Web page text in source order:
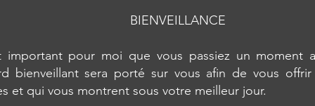
BIENVEILLANCE
important pour moi que vous passiez un moment
bienveillant sera porté sur vous afin de vous offrir
et qui vous montrent sous votre meilleur jour.